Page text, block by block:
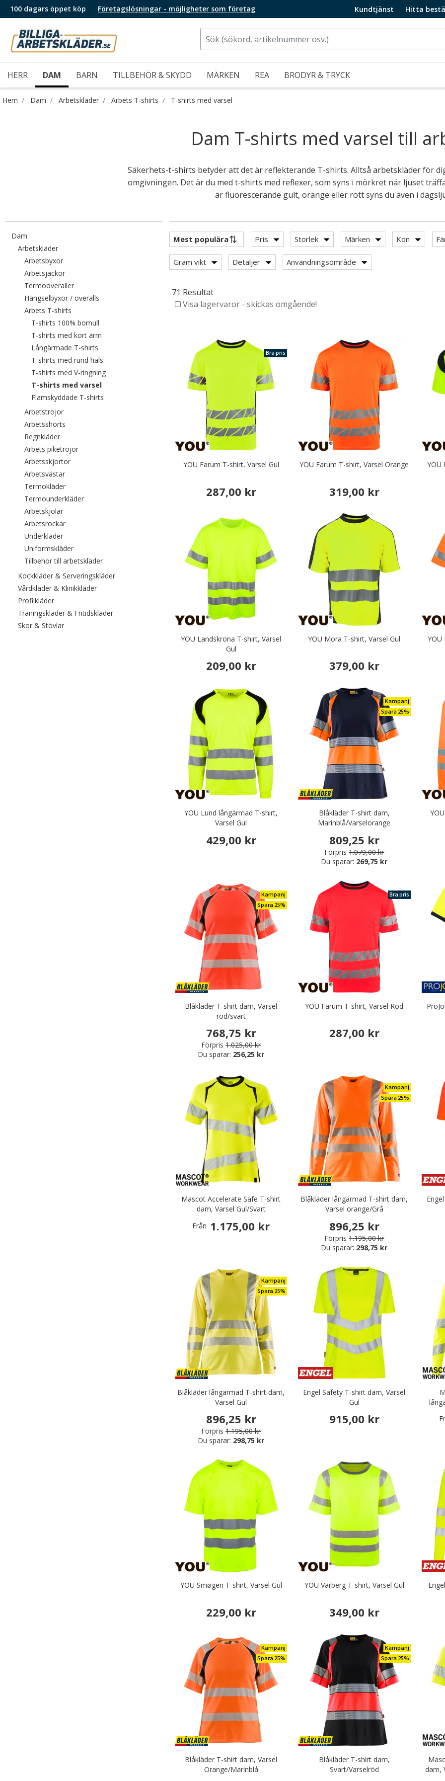
100 dagars öppet köp Företagslösningar - möjligheter som företag Kundtjänst Hitta
HERR DAM BARN TILLBEHÖR & SKYDD MÄRKEN REA BRODYR & TRYCK
Hem Dam Arbetskläder Arbets T-shirts T-shirts med varsel
Dam T-shirts med varsel till
Säkerhets-t-shirts betyder att det är reflekterande T-shirts. Alltså arbetskläder för
omgivningen. Det är du med t-shirts med reflexer, som syns i mörkret när ljuset
är fluorescerande gult, orange eller rött syns du även i
Dam
ArbetskläderFiltrera efter category: Arbetskläder
ArbetsbyxorFiltrera efter category: Arbetsbyxor
ArbetsjackorFiltrera efter category: Arbetsjackor
TermooverallerFiltrera efter category: Termooveraller
Hängselbyxor / overalls Filtrera efter category: Hängselbyxor / overalls
Arbets T-shirts Filtrera efter category: Arbets T-shirts
T-shirts 100% bomullFiltrera efter category: T-shirts 100% bomull
T-shirts med kort ärmFiltrera efter category: T-shirts med kort ärm
Långärmade T-shirtsFiltrera efter category: Långärmade T-shirts
T-shirts med rund halsFiltrera efter category: T-shirts med rund hals
T-shirts med V-ringningFiltrera efter category: T-shirts med V-ringning
T-shirts med varselValda För närvarande sorterad efter category: T-shirts med varsel
Flamskyddade T-shirtsFiltrera efter category: Flamskyddade T-shirts
ArbetströjorFiltrera efter category: Arbetströjor
Arbetsshorts
RegnkläderFiltrera efter category: Regnkläder
Arbets piketröjorFiltrera efter category: Arbets piketröjor
ArbetsskjortorFiltrera efter category: Arbetsskjortor
ArbetsvästarFiltrera efter category: Arbetsvästar
TermokläderFiltrera efter category: Termokläder
TermounderkläderFiltrera efter category: Termounderkläder
ArbetskjolarFiltrera efter category: Arbetskjolar
ArbetsrockarFiltrera efter category: Arbetsrockar
UnderkläderFiltrera efter category: Underkläder
UniformskläderFiltrera efter category: Uniformskläder
Tillbehör till arbetskläderFiltrera efter category: Tillbehör till arbetskläder
Kockkläder & ServeringskläderFiltrera efter category: Kockkläder & Serveringskläder
Vårdkläder & KlinikkläderFiltrera efter category: Vårdkläder & Klinikkläder
ProfilkläderFiltrera efter category: Profilkläder
Träningskläder & FritidskläderFiltrera efter category: Träningskläder & Fritidskläder
Skor & StövlarFiltrera efter category: Skor & Stövlar
Pris Storlek Märken Kön
Gram vikt Detaljer Användningsområde
71 Resultat
Visa lagervaror - skickas omgående!
Bra pris
YOU Farum T-shirt, Varsel Gul
287,00 kr
YOU Farum T-shirt, Varsel Orange
319,00 kr
YOU
YOU Landskrona T-shirt, Varsel
Gul
209,00 kr
YOU Mora T-shirt, Varsel Gul
379,00 kr
YOU
YOU Lund långärmad T-shirt,
Varsel Gul
429,00 kr
Kampanj
Spara 25%
Blåkläder T-shirt dam,
Marinblå/Varselorange
809,25 kr
Förpris 1.079,00 kr
Du sparar: 269,75 kr
Kampanj
Spara 25%
Blåkläder T-shirt dam, Varsel
röd/svart
768,75 kr
Förpris 1.025,00 kr
Du sparar: 256,25 kr
Bra pris
YOU Farum T-shirt, Varsel Röd
287,00 kr
Mascot Accelerate Safe T-shirt
dam, Varsel Gul/Svart
Från 1.175,00 kr
Kampanj
Spara 25%
Blåkläder långärmad T-shirt dam,
Varsel orange/Grå
896,25 kr
Förpris 1.195,00 kr
Du sparar: 298,75 kr
Kampanj
Spara 25%
Blåkläder långärmad T-shirt dam,
Varsel Gul
896,25 kr
Förpris 1.195,00 kr
Du sparar: 298,75 kr
Engel Safety T-shirt dam, Varsel
Gul
915,00 kr
YOU Smøgen T-shirt, Varsel Gul
229,00 kr
YOU Varberg T-shirt, Varsel Gul
349,00 kr
Kampanj
Spara 25%
Blåkläder T-shirt dam, Varsel
Orange/Marinblå
Kampanj
Spara 25%
Blåkläder T-shirt dam,
Svart/Varselröd
dam,